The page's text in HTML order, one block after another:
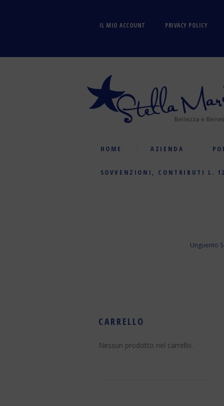
IL MIO ACCOUNT PRIVACY POLICY
HOME AZIENDA
SOVVENZIONI, CONTRIBUTI L.
Unguento
CARRELLO
Nessun prodotto nel carrello.